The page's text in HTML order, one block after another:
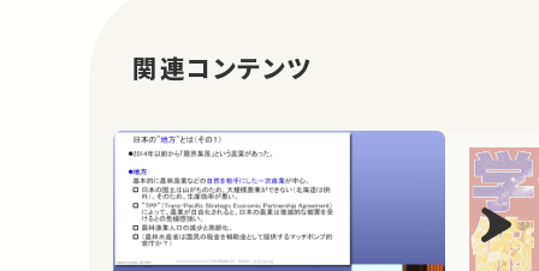
関連コンテンツ